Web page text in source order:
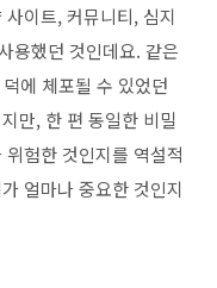
이트, 커뮤니티, 심지
용했던 것인데요. 같은
에 체포될 수 있었던
만, 한 편 동일한 비밀
험한 것인지를 역설적
얼마나 중요한 것인지